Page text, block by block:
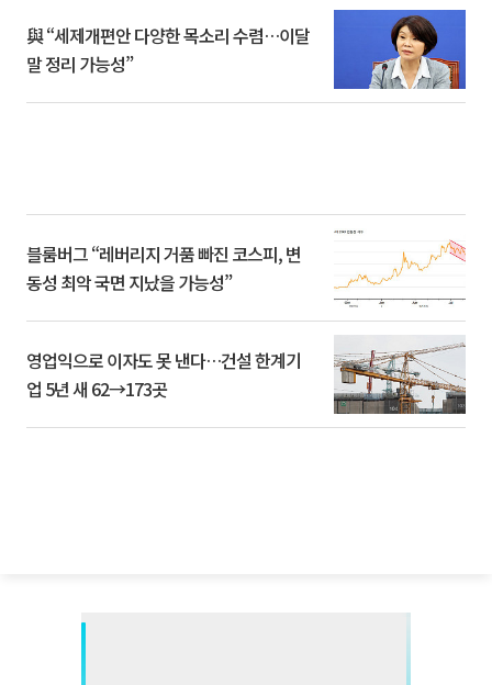
與 “세제개편안 다양한 목소리 수렴…이달
말 정리 가능성”
블룸버그 “레버리지 거품 빠진 코스피, 변
동성 최악 국면 지났을 가능성”
영업익으로 이자도 못 낸다…건설 한계기
업 5년 새 62→173곳